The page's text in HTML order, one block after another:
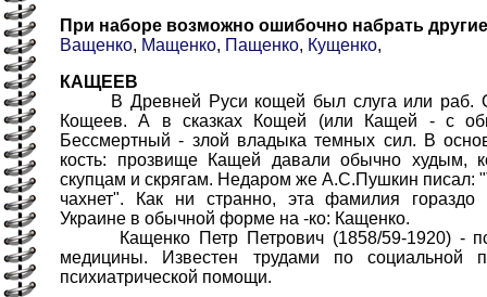
При наборе возможно ошибочно набрать
Ващенко, Мащенко, Пащенко, Кущенко,
КАЩЕЕВ
В Древней Руси кощей был слуга или раб.
Кощеев. А в сказках Кощей (или Кащей - с
Бессмертный - злой владыка темных сил. В
кость: прозвище Кащей давали обычно худым,
скупцам и скрягам. Недаром же А.С.Пушкин писал:
чахнет". Как ни странно, эта фамилия гораздо
Украине в обычной форме на -ко: Кащенко.
Кащенко Петр Петрович (1858/59-1920) -
медицины. Известен трудами по социальной
психиатрической помощи.